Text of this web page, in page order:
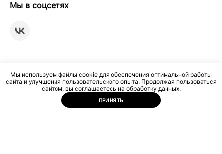
Мы в соцсетях
Мы используем файлы cookie для обеспечения оптимальной работы
сайта и улучшения пользовательского опыта. Продолжая пользоваться
сайтом, вы соглашаетесь на обработку данных.
ПРИНЯТЬ